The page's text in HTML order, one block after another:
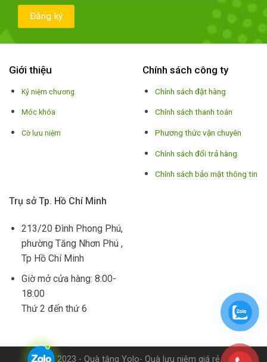
Giới thiệu
Kỷ niệm chương
Móc khóa
Cờ lưu niệm
Chính sách công ty
Chính sách đặt hàng
Chính sách thanh toán
Phương thức vận chuyên
Chính sách đổi trả hàng
Chính sách bảo mật thông tin
Trụ sở Tp. Hồ Chí Minh
213/20 Đình Phong Phú,
phường Tăng Nhơn Phú ,
Tp Hồ Chí Minh
Giờ mở cửa hàng: 8:00-
18:00
Thứ 2 đến thứ 6
© 2023 - Quà tặng Yolo- Quà lưu niệm giá rẻ